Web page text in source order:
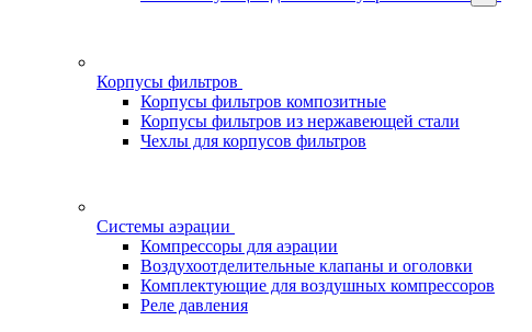
Корпусы фильтров
Корпусы фильтров композитные
Корпусы фильтров из нержавеющей стали
Чехлы для корпусов фильтров
Системы аэрации
Компрессоры для аэрации
Воздухоотделительные клапаны и оголовки
Комплектующие для воздушных компрессоров
Реле давления